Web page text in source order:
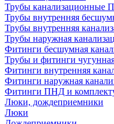
Трубы канализационные
Трубы внутренняя
Трубы внутренняя
Трубы наружная
Фитинги бесшумная
Трубы и фитинги
Фитинги внутренняя
Фитинги наружная
Фитинги ПНД и
Люки, дождеприемники
Люки